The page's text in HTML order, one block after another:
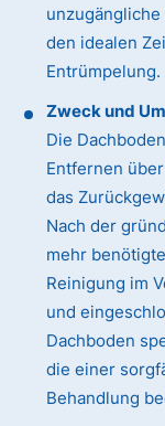
den idealen
Entrümpelung.
Zweck und
Die
Entfernen
das
Nach der
mehr
Reinigung im
und
Dachboden
die einer
Behandlung